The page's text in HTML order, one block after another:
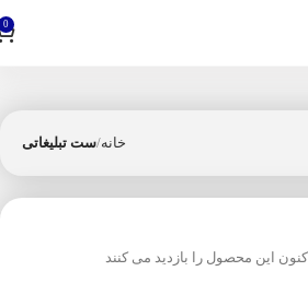
0
خانه ست تبلیغاتی
این محصول را بازدید می کنند